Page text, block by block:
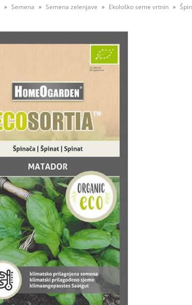
Semena Semena zelenjave Ekološko seme vrtnin